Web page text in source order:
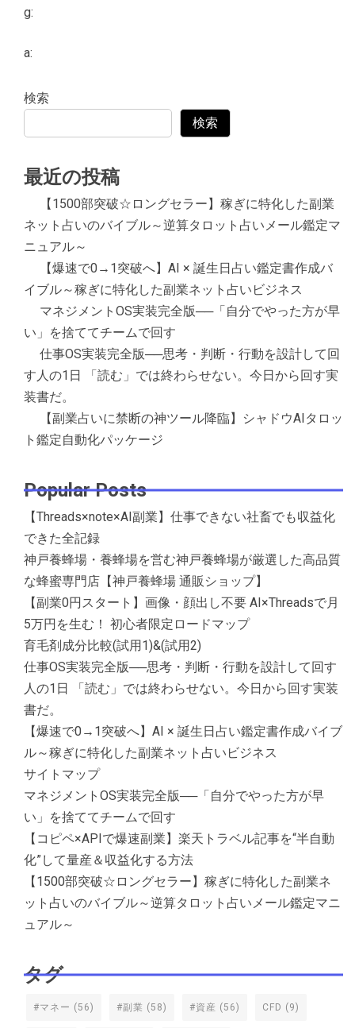
g:
a:
検索
検索
最近の投稿
【1500部突破☆ロングセラー】稼ぎに特化した副業
ネット占いのバイブル～逆算タロット占いメール鑑定マ
ニュアル～
【爆速で0→1突破へ】AI × 誕生日占い鑑定書作成バ
イブル～稼ぎに特化した副業ネット占いビジネス
マネジメントOS実装完全版──「自分でやった方が早
い」を捨ててチームで回す
仕事OS実装完全版──思考・判断・行動を設計して回
す人の1日 「読む」では終わらせない。今日から回す実
装書だ。
【副業占いに禁断の神ツール降臨】シャドウAIタロッ
ト鑑定自動化パッケージ
Popular Posts
【Threads×note×AI副業】仕事できない社畜でも収益化
できた全記録
神戸養蜂場・養蜂場を営む神戸養蜂場が厳選した高品質
な蜂蜜専門店【神戸養蜂場 通販ショップ】
【副業0円スタート】画像・顔出し不要 AI×Threadsで月
5万円を生む！ 初心者限定ロードマップ
育毛剤成分比較(試用1)&(試用2)
仕事OS実装完全版──思考・判断・行動を設計して回す
人の1日 「読む」では終わらせない。今日から回す実装
書だ。
【爆速で0→1突破へ】AI × 誕生日占い鑑定書作成バイブ
ル～稼ぎに特化した副業ネット占いビジネス
サイトマップ
マネジメントOS実装完全版──「自分でやった方が早
い」を捨ててチームで回す
【コピペ×APIで爆速副業】楽天トラベル記事を“半自動
化”して量産＆収益化する方法
【1500部突破☆ロングセラー】稼ぎに特化した副業ネ
ット占いのバイブル～逆算タロット占いメール鑑定マニ
ュアル～
タグ
#マネー (56) #副業 (58) #資産 (56) CFD (9)